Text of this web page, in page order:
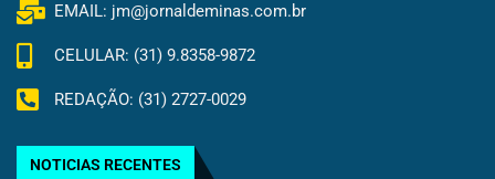
EMAIL: jm@jornaldeminas.com.br
CELULAR: (31) 9.8358-9872
REDAÇÃO: (31) 2727-0029
NOTICIAS RECENTES